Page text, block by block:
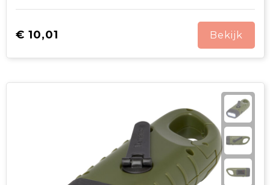
€ 10,01 Bekijk